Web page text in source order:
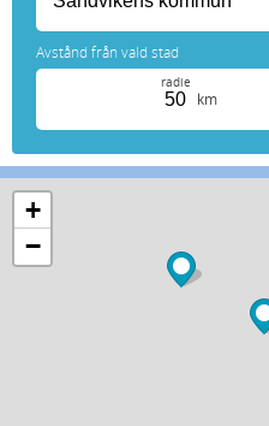
Avstånd från vald stad
radie
km
+
−